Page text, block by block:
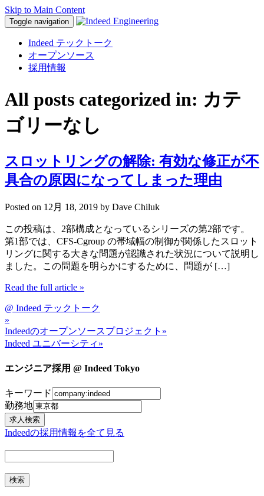
Skip to Main Content
Toggle navigation
Indeed テックトーク
オープンソース
採用情報
All posts categorized in: カテ
ゴリーなし
スロットリングの解除: 有効な修正が不
具合の原因になってしまった理由
Posted on 12月 18, 2019 by Dave Chiluk
この投稿は、2部構成となっているシリーズの第2部です。
第1部では、CFS-Cgroup の帯域幅の制御が関係したスロット
リングに関する大きな問題が認識された状況について説明し
ました。この問題を明らかにするために、問題が […]
Read the full article »
@ Indeed テックトーク
»
Indeedのオープンソースプロジェクト »
Indeed ユニバーシティ »
エンジニア採用 @ Indeed Tokyo
キーワード
勤務地
Indeedの採用情報を全て見る